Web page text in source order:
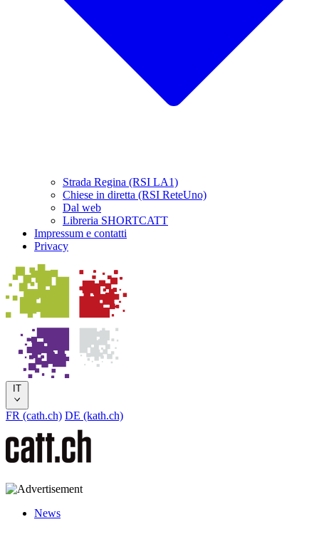
Strada Regina (RSI LA1)
Chiese in diretta (RSI ReteUno)
Dal web
Libreria SHORTCATT
Impressum e contatti
Privacy
IT
FR (cath.ch) DE (kath.ch)
News